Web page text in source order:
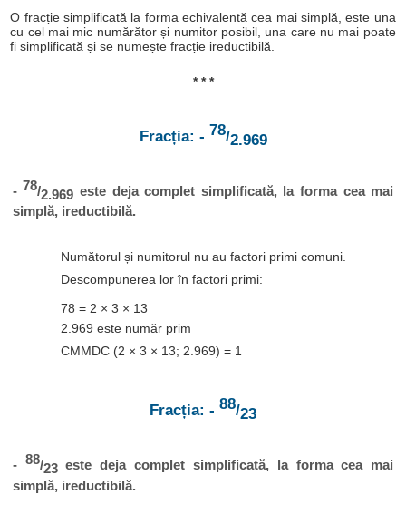
O fracție simplificată la forma echivalentă cea mai simplă, este una
cu cel mai mic numărător și numitor posibil, una care nu mai poate
fi simplificată și se numește fracție ireductibilă.
* * *
Fracția: - 78/2.969
- 78/2.969 este deja complet simplificată, la forma cea mai
simplă, ireductibilă.
Numătorul și numitorul nu au factori primi comuni.
Descompunerea lor în factori primi:
78 = 2 × 3 × 13
2.969 este număr prim
CMMDC (2 × 3 × 13; 2.969) = 1
Fracția: - 88/23
- 88/23este deja complet simplificată, la forma cea mai
simplă, ireductibilă.